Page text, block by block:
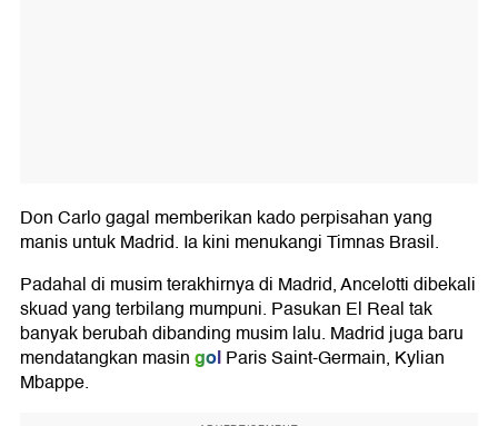
Don Carlo gagal memberikan kado perpisahan yang
manis untuk Madrid. Ia kini menukangi Timnas Brasil.
Padahal di musim terakhirnya di Madrid, Ancelotti dibekali
skuad yang terbilang mumpuni. Pasukan El Real tak
banyak berubah dibanding musim lalu. Madrid juga baru
mendatangkan masingolParis Saint-Germain, Kylian
Mbappe.